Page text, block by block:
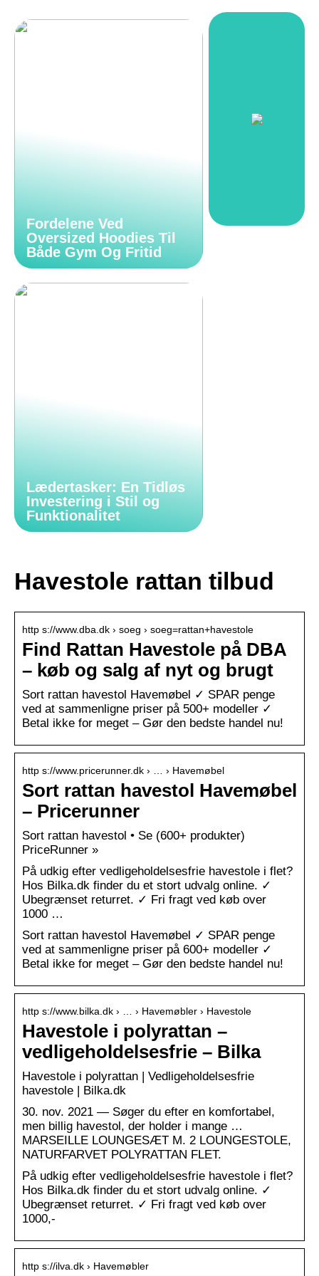
Fordelene Ved
Oversized Hoodies Til
Både Gym Og Fritid
Lædertasker: En Tidløs
Investering i Stil og
Funktionalitet
Havestole rattan tilbud
http s://www.dba.dk › soeg › soeg=rattan+havestole
Find Rattan Havestole på DBA
– køb og salg af nyt og brugt
Sort rattan havestol Havemøbel ✓ SPAR penge
ved at sammenligne priser på 500+ modeller ✓
Betal ikke for meget – Gør den bedste handel nu!
http s://www.pricerunner.dk › … › Havemøbel
Sort rattan havestol Havemøbel
– Pricerunner
Sort rattan havestol • Se (600+ produkter)
PriceRunner »
På udkig efter vedligeholdelsesfrie havestole i flet?
Hos Bilka.dk finder du et stort udvalg online. ✓
Ubegrænset returret. ✓ Fri fragt ved køb over
1000 …
Sort rattan havestol Havemøbel ✓ SPAR penge
ved at sammenligne priser på 600+ modeller ✓
Betal ikke for meget – Gør den bedste handel nu!
http s://www.bilka.dk › … › Havemøbler › Havestole
Havestole i polyrattan –
vedligeholdelsesfrie – Bilka
Havestole i polyrattan | Vedligeholdelsesfrie
havestole | Bilka.dk
30. nov. 2021 — Søger du efter en komfortabel,
men billig havestol, der holder i mange …
MARSEILLE LOUNGESÆT M. 2 LOUNGESTOLE,
NATURFARVET POLYRATTAN FLET.
På udkig efter vedligeholdelsesfrie havestole i flet?
Hos Bilka.dk finder du et stort udvalg online. ✓
Ubegrænset returret. ✓ Fri fragt ved køb over
1000,-
http s://ilva.dk › Havemøbler